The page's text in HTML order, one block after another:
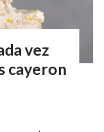
vez
cayeron